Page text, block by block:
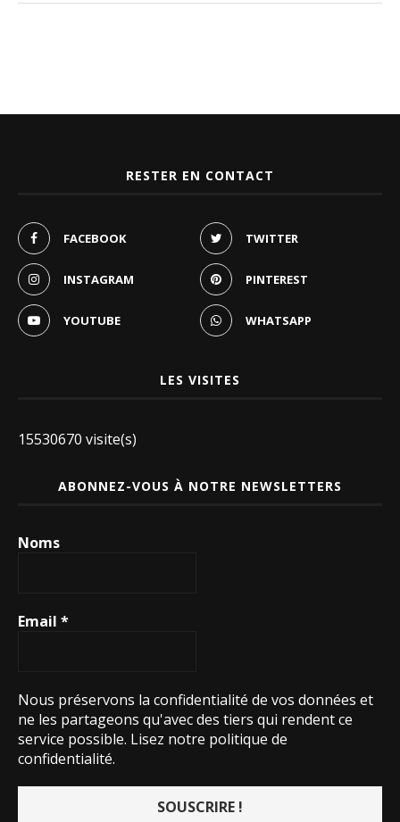
RESTER EN CONTACT
FACEBOOK TWITTER
INSTAGRAM PINTEREST
YOUTUBE WHATSAPP
LES VISITES
15530670 visite(s)
ABONNEZ-VOUS À NOTRE NEWSLETTERS
Noms
Email *
Nous préservons la confidentialité de vos données et
ne les partageons qu'avec des tiers qui rendent ce
service possible. Lisez notre politique de
confidentialité.